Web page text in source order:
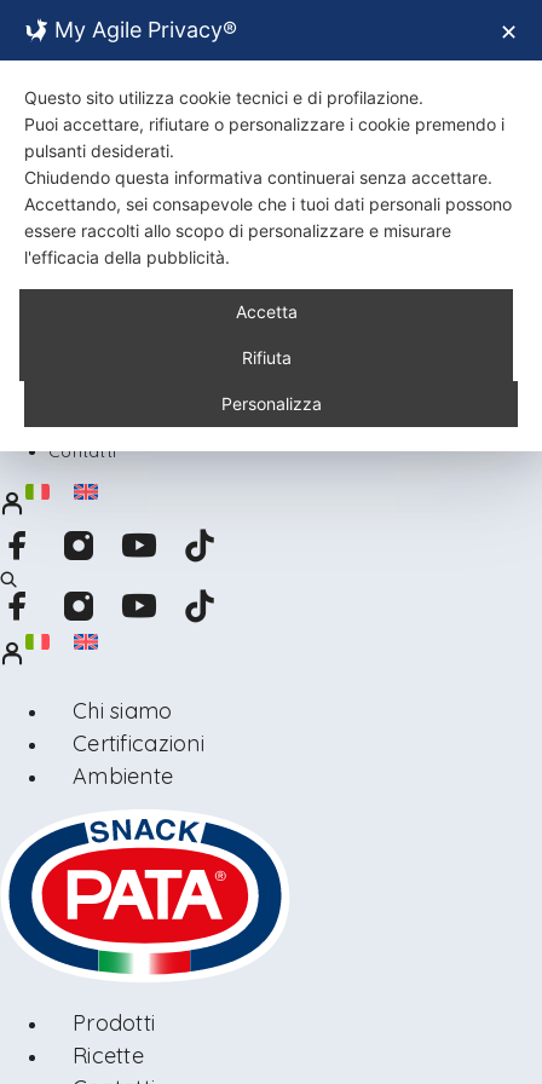
Back
Ricette
Contatti
Chi siamo
Certificazioni
Ambiente
Prodotti
Ricette
My Agile Privacy® ✕
Questo sito utilizza cookie tecnici e di profilazione.
Puoi accettare, rifiutare o personalizzare i cookie premendo i
pulsanti desiderati.
Chiudendo questa informativa continuerai senza accettare.
Accettando, sei consapevole che i tuoi dati personali possono
essere raccolti allo scopo di personalizzare e misurare
l'efficacia della pubblicità.
Accetta
Rifiuta
Personalizza